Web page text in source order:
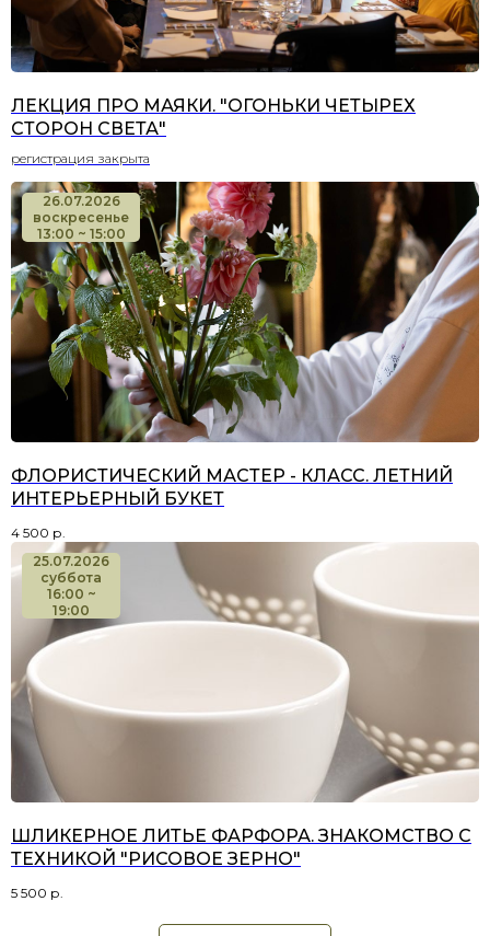
ЛЕКЦИЯ ПРО МАЯКИ. "ОГОНЬКИ ЧЕТЫРЕХ
СТОРОН СВЕТА"
регистрация закрыта
26.07.2026
воскресенье
13:00 ~ 15:00
ФЛОРИСТИЧЕСКИЙ МАСТЕР - КЛАСС. ЛЕТНИЙ
ИНТЕРЬЕРНЫЙ БУКЕТ
4 500 р.
25.07.2026
суббота
16:00 ~
19:00
ШЛИКЕРНОЕ ЛИТЬЕ ФАРФОРА. ЗНАКОМСТВО С
ТЕХНИКОЙ "РИСОВОЕ ЗЕРНО"
5 500 р.